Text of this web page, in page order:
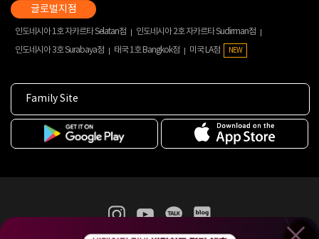
인도네시아 1호 자카르타 Selatan점
인도네시아 2호 자카르타 Sudirman점
인도네시아 3호 Surabaya점
태국 1호 Bangkok점 미국 LA점 NEW
Family Site